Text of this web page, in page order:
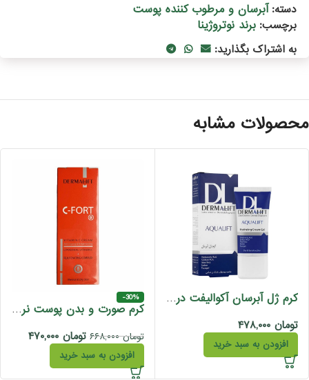
دسته: آبرسان و مرطوب کننده پوست
برچسب: برند نوتروژینا
به اشتراک بگذارید:
محصولات مشابه
کرم ژل آبرسان آکوالیفت درمالیفت پوست خشک و حساس 50 میل
تومان
افزودن به سبد خرید
-30%
کرم صورت و بدن پوست نرمال و خشک حاوی ویتامین سی درمالیفت 40 میل
تومان۶۶۸,۰۰۰ تومان
افزودن به سبد خرید